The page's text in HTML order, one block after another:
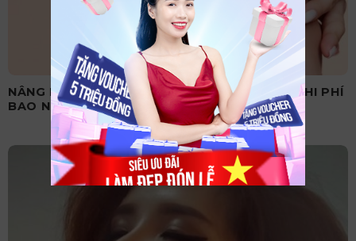
NÂNG MŨI SỤN MỸ LÀ GÌ? CÓ TỐT KHÔNG? CHI PHÍ
BAO NHIÊU?